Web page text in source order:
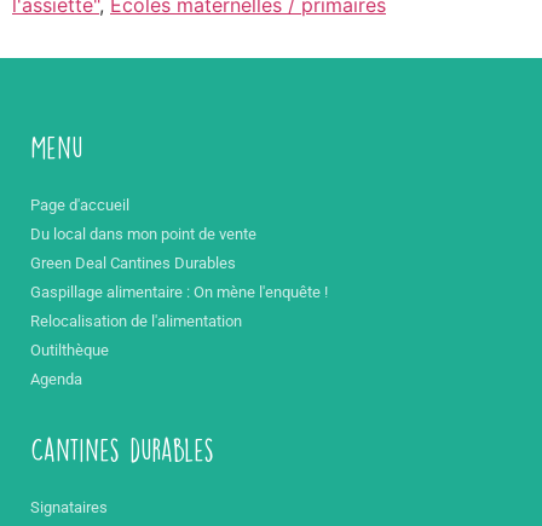
l'assiette", Ecoles maternelles / primaires
Menu
Page d'accueil
Du local dans mon point de vente
Green Deal Cantines Durables
Gaspillage alimentaire : On mène l'enquête !
Relocalisation de l'alimentation
Outilthèque
Agenda
Cantines durables
Signataires